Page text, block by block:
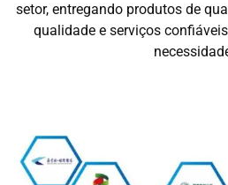
setor, entregando produtos de
qualidade e serviços